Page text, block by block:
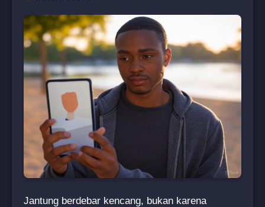
Jantung berdebar kencang, bukan karena